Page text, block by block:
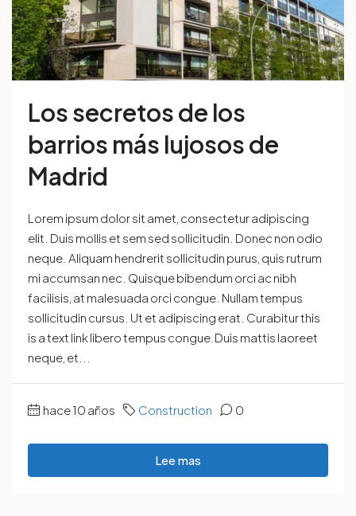
Los secretos de los
barrios más lujosos de
Madrid
Lorem ipsum dolor sit amet, consectetur adipiscing
elit. Duis mollis et sem sed sollicitudin. Donec non odio
neque. Aliquam hendrerit sollicitudin purus, quis rutrum
mi accumsan nec. Quisque bibendum orci ac nibh
facilisis, at malesuada orci congue. Nullam tempus
sollicitudin cursus. Ut et adipiscing erat. Curabitur this
is a text link libero tempus congue.Duis mattis laoreet
neque, et...
hace 10 años Construction 0
Lee mas